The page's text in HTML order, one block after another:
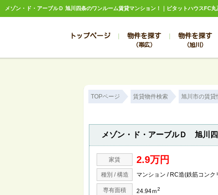
メゾン・ド・アーブルＤ 旭川四条のワンルーム賃貸マンション！｜ピタットハウスFC丸
トップページ 物件を探す
（帯広）
物件を探す
（旭川）
TOPページ 賃貸物件検索 旭川市の賃貸
メゾン・ド・アーブルＤ 旭川
家賃 2.9万円
種別 / 構造 マンション / RC造(鉄筋コンク
専有面積 24.94ｍ2